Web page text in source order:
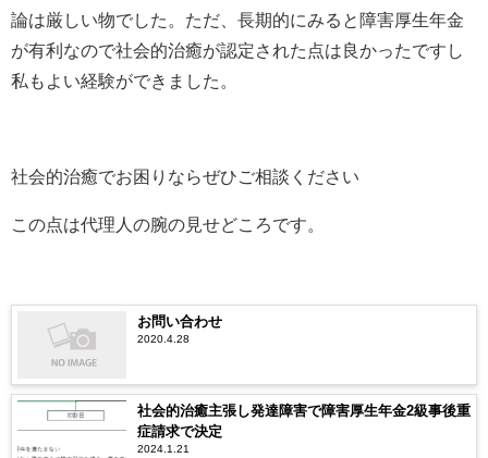
論は厳しい物でした。ただ、長期的にみると障害厚生年金
が有利なので社会的治癒が認定された点は良かったですし
私もよい経験ができました。
社会的治癒でお困りならぜひご相談ください
この点は代理人の腕の見せどころです。
お問い合わせ
2020.4.28
社会的治癒主張し発達障害で障害厚生年金2級事後重
症請求で決定
2024.1.21